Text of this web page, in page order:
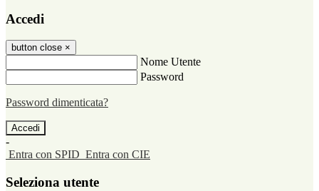
Accedi
button close ×
Nome Utente
Password
Password dimenticata?
-
Entra con SPID Entra con CIE
Seleziona utente